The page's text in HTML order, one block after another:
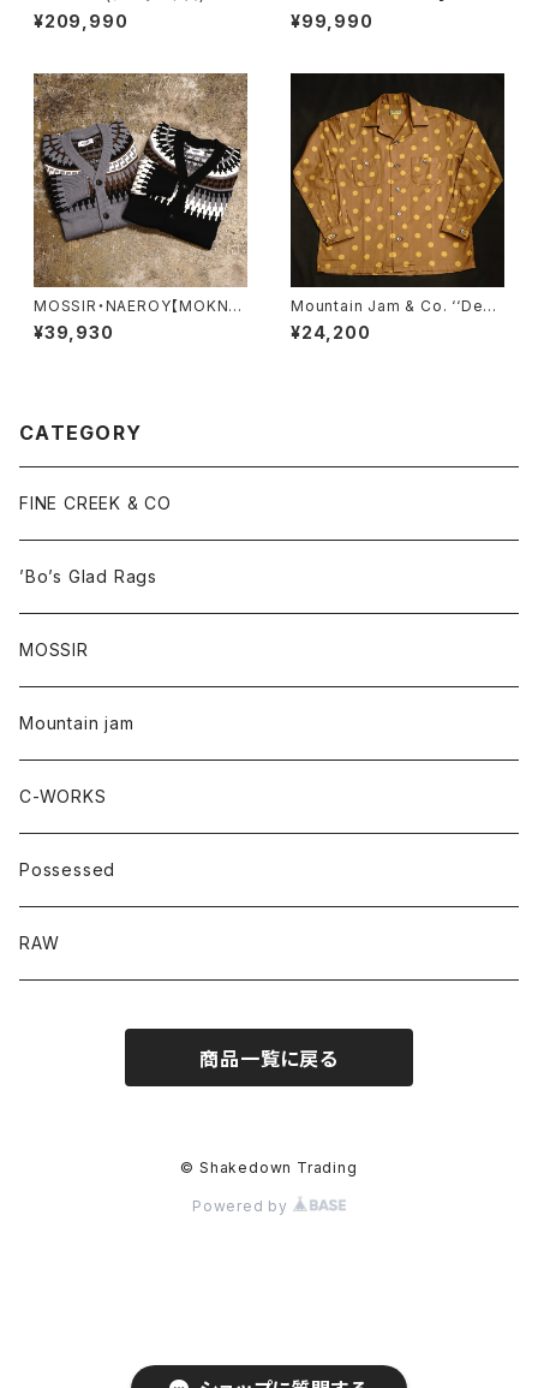
mbardi【CWJK008】
¥209,990
007】
¥99,990
MOSSIR・NAEROY【MOKN0
02】
¥39,930
Mountain Jam & Co. ‘‘Dea
l’’
¥24,200
CATEGORY
FINE CREEK & CO
’Bo’s Glad Rags
MOSSIR
Mountain jam
C-WORKS
Possessed
RAW
商品一覧に戻る
© Shakedown Trading
Powered by